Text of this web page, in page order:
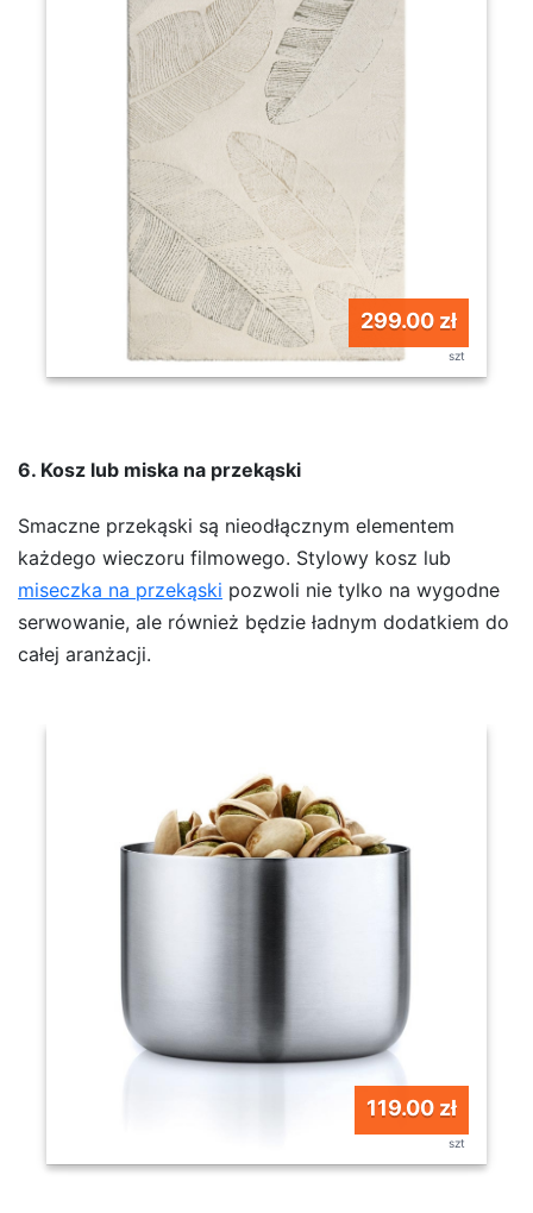
299.00 zł
szt
6. Kosz lub miska na przekąski
Smaczne przekąski są nieodłącznym elementem
każdego wieczoru filmowego. Stylowy kosz lub
miseczka na przekąski pozwoli nie tylko na wygodne
serwowanie, ale również będzie ładnym dodatkiem do
całej aranżacji.
119.00 zł
szt